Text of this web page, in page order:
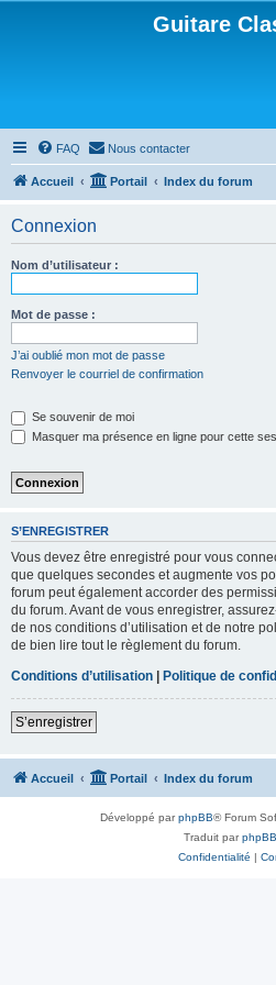
Guitare
FAQ Nous contacter
Accueil Portail Index du forum
Connexion
Nom d’utilisateur :
Mot de passe :
J’ai oublié mon mot de passe
Renvoyer le courriel de confirmation
Se souvenir de moi
Masquer ma présence en ligne pour cette
S’ENREGISTRER
Vous devez être enregistré pour vous
que quelques secondes et augmente vos
forum peut également accorder des
du forum. Avant de vous enregistrer,
de nos conditions d’utilisation et de notre
de bien lire tout le règlement du forum.
Conditions d’utilisation | Politique de
S’enregistrer
Accueil Portail Index du forum
Développé parphpBB® Forum
Traduit par
Confidentialité |